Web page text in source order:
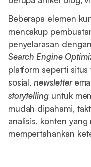
Beberapa elemen
mencakup
penyelarasan
Search Engine
platform seperti
sosial,newsletter
storytelling untuk
mudah dipahami,
analisis, konten
mempertahankan